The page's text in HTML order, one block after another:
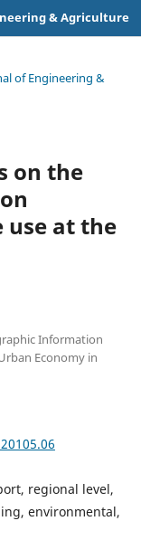
& Agriculture
of Engineering &
on the
use at the
Information
Economy in
regional level,
environmental,